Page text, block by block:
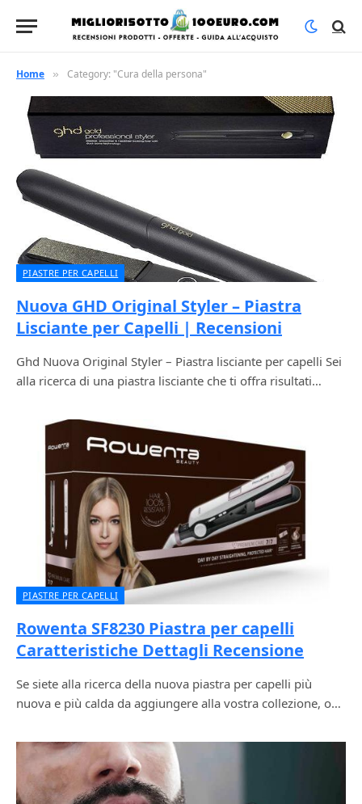
Home » Category: "Cura della persona"
PIASTRE PER CAPELLI
Nuova GHD Original Styler – Piastra
Lisciante per Capelli | Recensioni
Ghd Nuova Original Styler – Piastra lisciante per capelli Sei
alla ricerca di una piastra lisciante che ti offra risultati…
PIASTRE PER CAPELLI
Rowenta SF8230 Piastra per capelli
Caratteristiche Dettagli Recensione
Se siete alla ricerca della nuova piastra per capelli più
nuova e più calda da aggiungere alla vostra collezione, o…